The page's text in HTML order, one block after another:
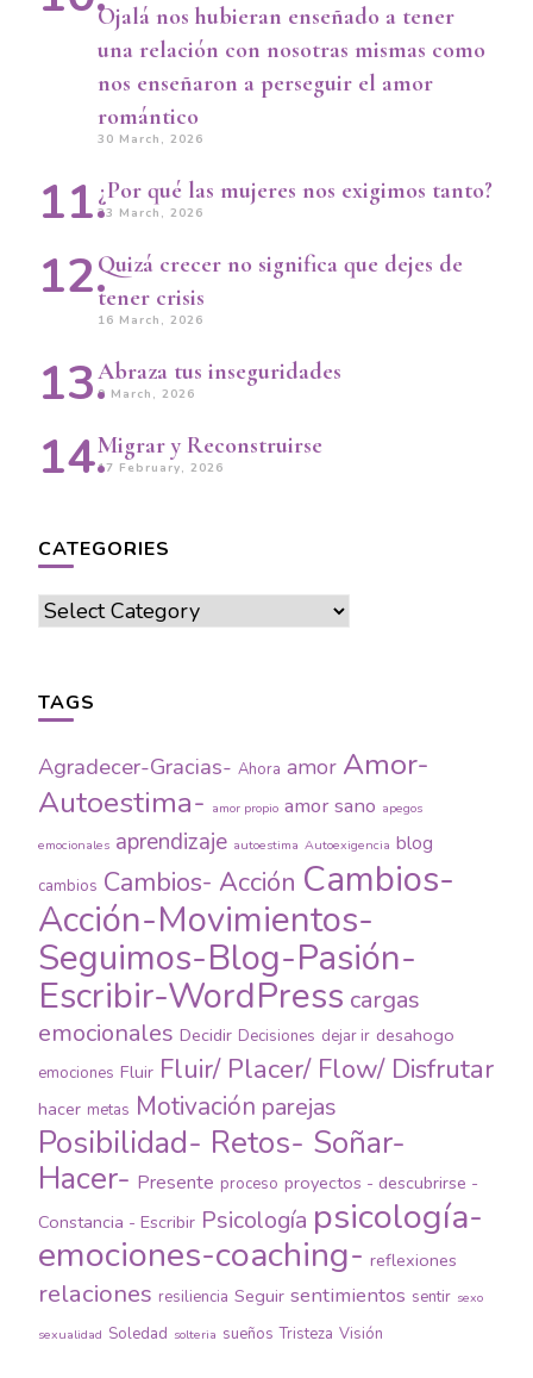
Ojalá nos hubieran enseñado a tener
una relación con nosotras mismas como
nos enseñaron a perseguir el amor
romántico
30 March, 2026
¿Por qué las mujeres nos exigimos tanto?
23 March, 2026
Quizá crecer no significa que dejes de
tener crisis
16 March, 2026
Abraza tus inseguridades
9 March, 2026
Migrar y Reconstruirse
17 February, 2026
CATEGORIES
Categories
TAGS
Agradecer-Gracias- Ahora amor Amor-
Autoestima- amor propio amor sano apegos
emocionales aprendizaje autoestima Autoexigencia blog
cambios Cambios- Acción Cambios-
Acción-Movimientos-
Seguimos-Blog-Pasión-
Escribir-WordPress cargas
emocionales Decidir Decisiones dejar ir desahogo
emociones Fluir Fluir/ Placer/ Flow/ Disfrutar
hacer metas Motivación parejas
Posibilidad- Retos- Soñar-
Hacer- Presente proceso proyectos - descubrirse -
Constancia - Escribir Psicología psicología-
emociones-coaching- reflexiones
relaciones resiliencia Seguir sentimientos sentir sexo
sexualidad Soledad solteria sueños Tristeza Visión